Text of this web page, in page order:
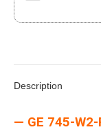
Description
— GE 745-